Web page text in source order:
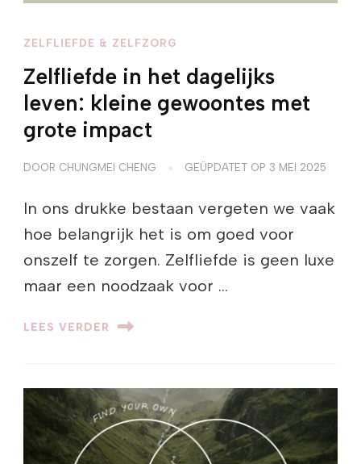
ZELFLIEFDE & ZELFZORG
Zelfliefde in het dagelijks
leven: kleine gewoontes met
grote impact
DOOR CHUNGMEI CHENG GEÜPDATET OP 3 MEI 2025
In ons drukke bestaan vergeten we vaak
hoe belangrijk het is om goed voor
onszelf te zorgen. Zelfliefde is geen luxe
maar een noodzaak voor …
LEES VERDER